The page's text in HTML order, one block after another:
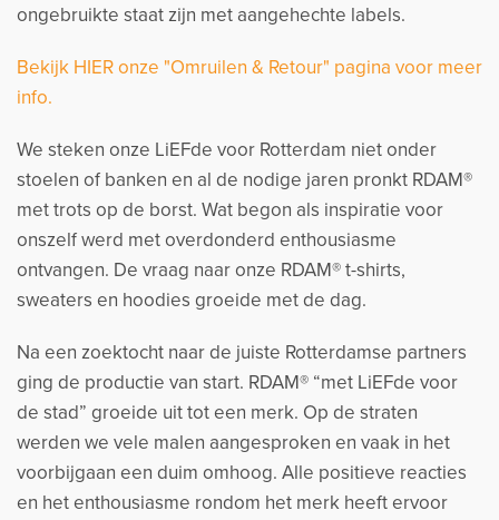
ongebruikte staat zijn met aangehechte labels.
Bekijk HIER onze "Omruilen & Retour" pagina voor meer
info.
We steken onze LiEFde voor Rotterdam niet onder
stoelen of banken en al de nodige jaren pronkt RDAM®
met trots op de borst. Wat begon als inspiratie voor
onszelf werd met overdonderd enthousiasme
ontvangen. De vraag naar onze RDAM® t-shirts,
sweaters en hoodies groeide met de dag.
Na een zoektocht naar de juiste Rotterdamse partners
ging de productie van start. RDAM® “met LiEFde voor
de stad” groeide uit tot een merk. Op de straten
werden we vele malen aangesproken en vaak in het
voorbijgaan een duim omhoog. Alle positieve reacties
en het enthousiasme rondom het merk heeft ervoor